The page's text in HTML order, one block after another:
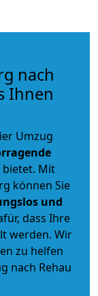
nach
Ihnen
Umzug
bietet. Mit
können Sie
und
dass Ihre
werden. Wir
zu helfen
nach Rehau